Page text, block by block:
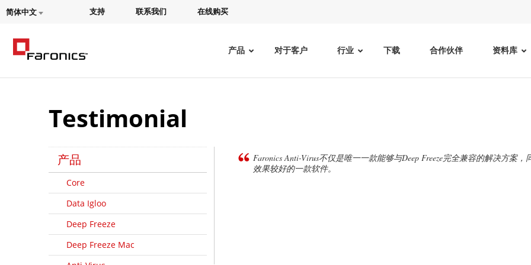
简体中文 支持 联系我们 在线购买
产品 对于客户 行业 下载 合作伙伴 资料库
Testimonial
Faronics Anti-Virus不仅是唯一一款能够与Deep Freeze完全兼容的解决方案
效果较好的一款软件。
产品
Core
Data Igloo
Deep Freeze
Deep Freeze Mac